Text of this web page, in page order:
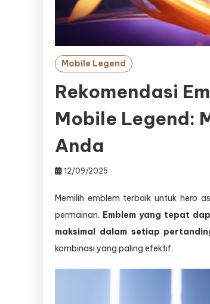
Mobile Legend
Rekomendasi
Mobile Legend:
Anda
12/09/2025
Memilih emblem terbaik untuk hero
permainan. Emblem yang tepat
maksimal dalam setiap
kombinasi yang paling efektif.